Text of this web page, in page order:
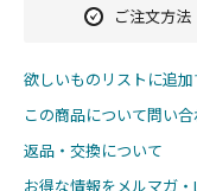
ご注文方法
欲しいものリストに追加
この商品について問い合
返品・交換について
お得な情報をメルマガ